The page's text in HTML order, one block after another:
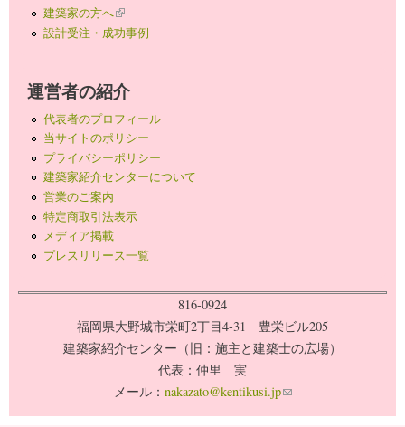
建築家の方へ(link is external)
設計受注・成功事例
運営者の紹介
代表者のプロフィール
当サイトのポリシー
プライバシーポリシー
建築家紹介センターについて
営業のご案内
特定商取引法表示
メディア掲載
プレスリリース一覧
816-0924
福岡県大野城市栄町2丁目4-31 豊栄ビル205
建築家紹介センター（旧：施主と建築士の広場）
代表：仲里 実
メール： nakazato@kentikusi.jp(link sends e-mail)